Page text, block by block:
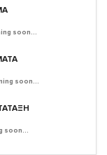
soon...
soon...
soon...